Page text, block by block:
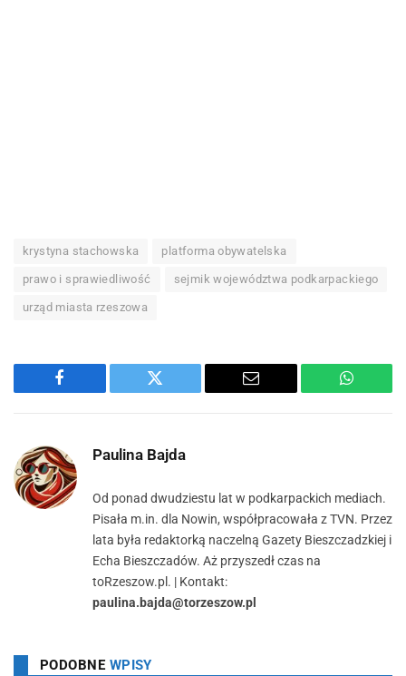
krystyna stachowska platforma obywatelska
prawo i sprawiedliwość sejmik województwa podkarpackiego
urząd miasta rzeszowa
Facebook Twitter Email
Paulina Bajda
Od ponad dwudziestu lat w podkarpackich mediach.
Pisała m.in. dla Nowin, współpracowała z TVN. Przez
lata była redaktorką naczelną Gazety Bieszczadzkiej i
Echa Bieszczadów. Aż przyszedł czas na
toRzeszow.pl. | Kontakt:
paulina.bajda@torzeszow.pl
PODOBNE WPISY